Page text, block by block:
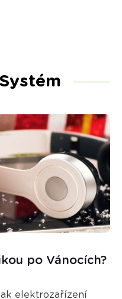
po Vánocích?
elektrozařízení